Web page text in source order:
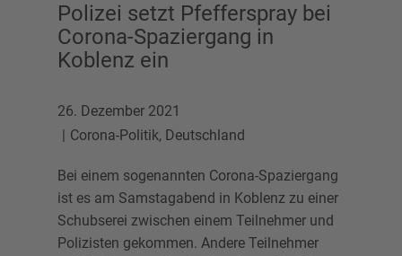
Polizei setzt Pfefferspray bei
Corona-Spaziergang in
Koblenz ein
26. Dezember 2021
Corona-Politik, Deutschland
Bei einem sogenannten Corona-Spaziergang
ist es am Samstagabend in Koblenz zu einer
Schubserei zwischen einem Teilnehmer und
Polizisten gekommen. Andere Teilnehmer